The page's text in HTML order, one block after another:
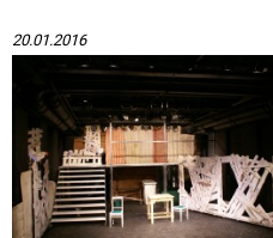
20.01.2016